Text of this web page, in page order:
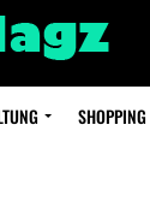
SHOPPING